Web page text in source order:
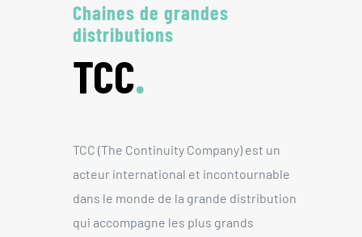
Chaines de grandes
distributions
TCC.
TCC (The Continuity Company) est un
acteur international et incontournable
dans le monde de la grande distribution
qui accompagne les plus grands